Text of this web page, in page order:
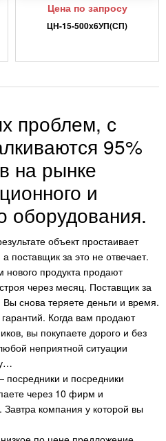
Цена по запросу
ЦН-15-500х6УП(СП)
проблем, с
95%
на рынке
и
оборудования.
объект простаивает
поставщик за это не отвечает.
продукта продают
через месяц. Поставщик за
Вы снова теряете деньги и время.
Когда вам продают
вы покупаете дорого и без
неприятной ситуации
и посредники
через 10 фирм и
компания у которой вы